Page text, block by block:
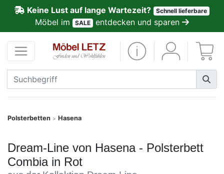
Keine Lust auf lange Wartezeit? Schnell lieferbare
Möbel im SALE entdecken und sparen
Polsterbetten > Hasena
Dream-Line von Hasena - Polsterbett
Combia in Rot
Kundenmeinungen
Anmelden
PREMIUM
Schnell
SALE